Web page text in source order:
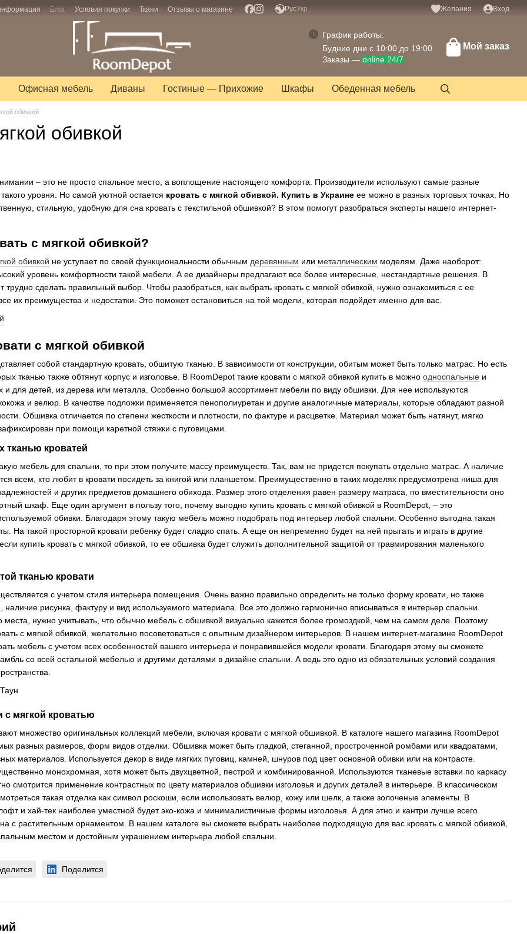
Блог Условия покупки Ткани Отзывы о магазине РусУкр Желания Вход
График работы:
Будние дни с 10:00 до 19:00
Заказы — online 24/7
Мой заказ
Офисная мебель Диваны Гостиные — Прихожие Шкафы Обеденная мебель
обивкой
обивкой
– это не просто спальное место, а воплощение настоящего комфорта. Производители используют самые разные
уровня. Но самой уютной остается кровать с мягкой обивкой. Купить в Украине ее можно в разных торговых точках. Но
стильную, удобную для сна кровать с текстильной обшивкой? В этом помогут разобраться эксперты нашего интернет-
с мягкой обивкой?
обивкой не уступает по своей функциональности обычным деревянным или металлическим моделям. Даже наоборот:
уровень комфортности такой мебели. А ее дизайнеры предлагают все более интересные, нестандартные решения. В
трудно сделать правильный выбор. Чтобы разобраться, как выбрать кровать с мягкой обивкой, нужно ознакомиться с ее
их преимущества и недостатки. Это поможет остановиться на той модели, которая подойдет именно для вас.
с мягкой обивкой
собой стандартную кровать, обшитую тканью. В зависимости от конструкции, обитым может быть только матрас. Но есть
тканью также обтянут корпус и изголовье. В RoomDepot такие кровати с мягкой обивкой купить в можно односпальные и
и для детей, из дерева или металла. Особенно большой ассортимент мебели по виду обшивки. Для нее используются
и велюр. В качестве подложки применяется пенополиуретан и другие аналогичные материалы, которые обладают разной
Обшивка отличается по степени жесткости и плотности, по фактуре и расцветке. Материал может быть натянут, мягко
при помощи каретной стяжки с пуговицами.
тканью кроватей
мебель для спальни, то при этом получите массу преимуществ. Так, вам не придется покупать отдельно матрас. А наличие
всем, кто любит в кровати посидеть за книгой или планшетом. Преимущественно в таких моделях предусмотрена ниша для
и других предметов домашнего обихода. Размер этого отделения равен размеру матраса, по вместительности оно
шкаф. Еще один аргумент в пользу того, почему выгодно купить кровать с мягкой обивкой в RoomDepot, – это
обивки. Благодаря этому такую мебель можно подобрать под интерьер любой спальни. Особенно выгодна такая
На такой просторной кровати ребенку будет сладко спать. А еще он непременно будет на ней прыгать и играть в другие
купить кровать с мягкой обивкой, то ее обшивка будет служить дополнительной защитой от травмирования маленького
тканью кровати
с учетом стиля интерьера помещения. Очень важно правильно определить не только форму кровати, но также
рисунка, фактуру и вид используемого материала. Все это должно гармонично вписываться в интерьер спальни.
нужно учитывать, что обычно мебель с обшивкой визуально кажется более громоздкой, чем на самом деле. Поэтому
с мягкой обивкой, желательно посоветоваться с опытным дизайнером интерьеров. В нашем интернет-магазине RoomDepot
мебель с учетом всех особенностей вашего интерьера и понравившейся модели кровати. Благодаря этому вы сможете
со всей остальной мебелью и другими деталями в дизайне спальни. А ведь это одно из обязательных условий создания
с мягкой кроватью
множество оригинальных коллекций мебели, включая кровати с мягкой обшивкой. В каталоге нашего магазина RoomDepot
разных размеров, форм видов отделки. Обшивка может быть гладкой, стеганной, простроченной ромбами или квадратами,
материалов. Используется декор в виде мягких пуговиц, камней, шнуров под цвет основной обивки или на контрасте.
монохромная, хотя может быть двухцветной, пестрой и комбинированной. Используются тканевые вставки по каркасу
смотрится применение контрастных по цвету материалов обшивки изголовья и других деталей в интерьере. В классическом
такая отделка как символ роскоши, если использовать велюр, кожу или шелк, а также золоченые элементы. В
и хай-тек наиболее уместной будет эко-кожа и минималистичные формы изголовья. А для этно и кантри лучше всего
с растительным орнаментом. В нашем каталоге вы сможете выбрать наиболее подходящую для вас кровать с мягкой обивкой,
местом и достойным украшением интерьера любой спальни.
Поделится